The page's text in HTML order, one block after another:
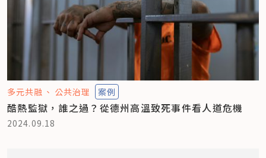
多元共融 公共治理 案例
酷熱監獄，誰之過？從德州高溫致死事件看人道危機
2024.09.18